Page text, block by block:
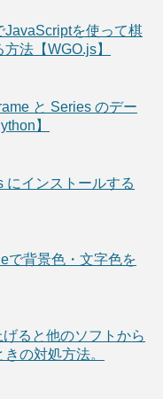
JavaScriptを使って棋
法【WGO.js】
と Series のデー
】
にインストールする
で背景色・文字色を
ると他のソフトから
の対処方法。